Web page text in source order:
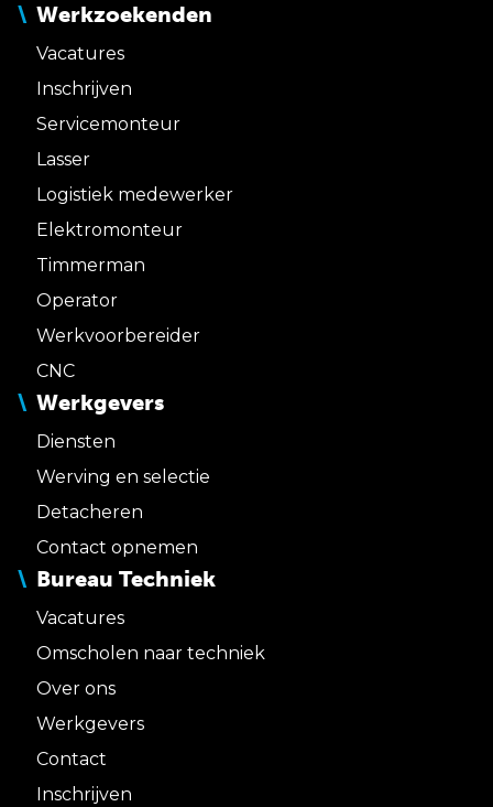
Werkzoekenden
Vacatures
Inschrijven
Servicemonteur
Lasser
Logistiek medewerker
Elektromonteur
Timmerman
Operator
Werkvoorbereider
CNC
Werkgevers
Diensten
Werving en selectie
Detacheren
Contact opnemen
Bureau Techniek
Vacatures
Omscholen naar techniek
Over ons
Werkgevers
Contact
Inschrijven